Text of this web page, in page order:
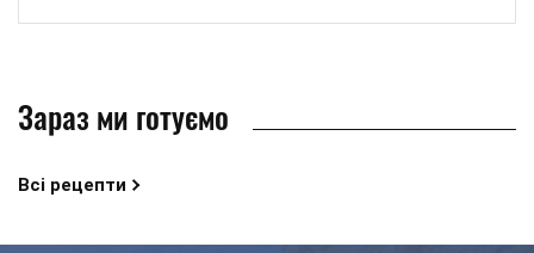
Зараз ми готуємо
Всі рецепти